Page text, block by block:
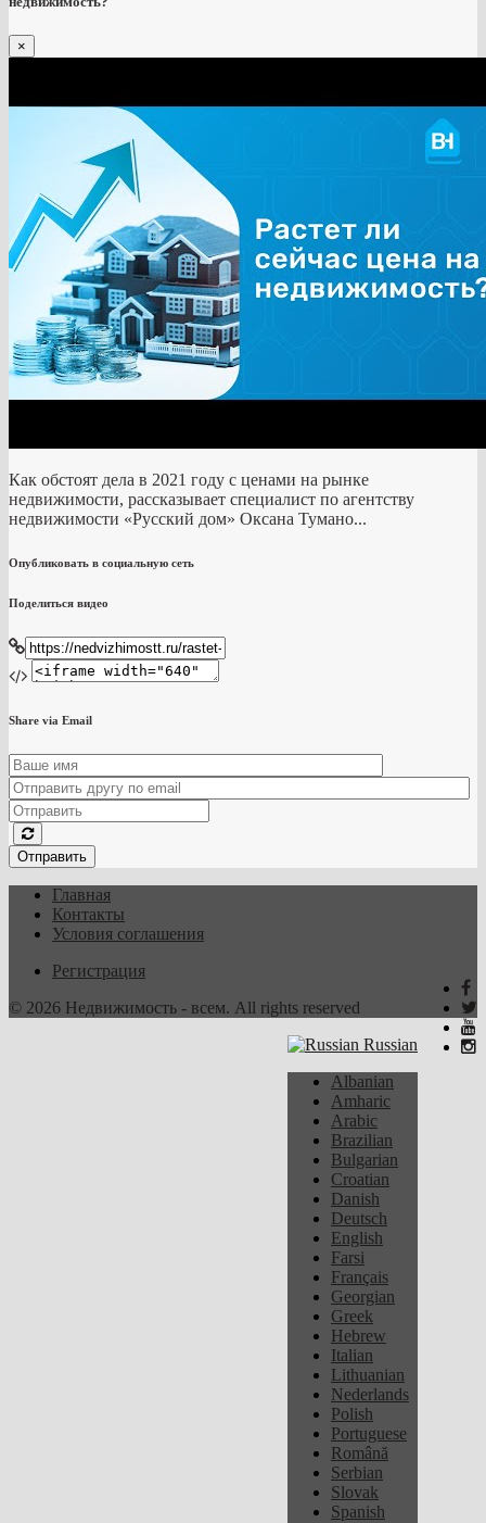
×
Как обстоят дела в 2021 году с ценами на рынке
недвижимости, рассказывает специалист по агентству
недвижимости «Русский дом» Оксана Тумано...
Опубликовать в социальную сеть
Поделиться видео
Share via Email
Отправить
Главная
Контакты
Условия соглашения
Регистрация
© 2026 Недвижимость - всем. All rights reserved
Russian
Albanian
Amharic
Arabic
Brazilian
Bulgarian
Croatian
Danish
Deutsch
English
Farsi
Français
Georgian
Greek
Hebrew
Italian
Lithuanian
Nederlands
Polish
Portuguese
Română
Serbian
Slovak
Spanish